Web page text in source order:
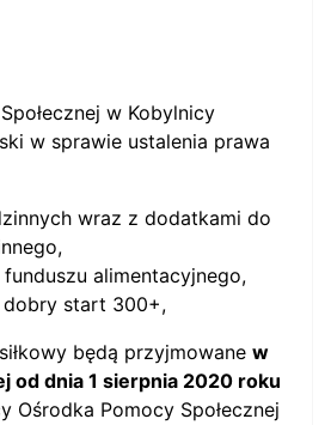
w Kobylnicy
w sprawie ustalenia prawa
wraz z dodatkami do
alimentacyjnego,
dobry start 300+,
będą przyjmowane w
od dnia 1 sierpnia 2020 roku
Ośrodka Pomocy Społecznej